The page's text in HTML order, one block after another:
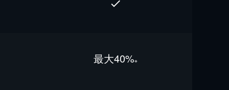
最⼤40%※